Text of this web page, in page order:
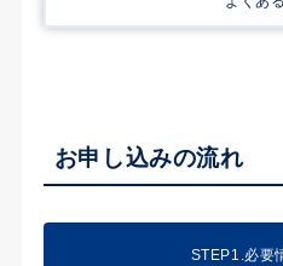
お申し込みの流れ
STEP1.必要